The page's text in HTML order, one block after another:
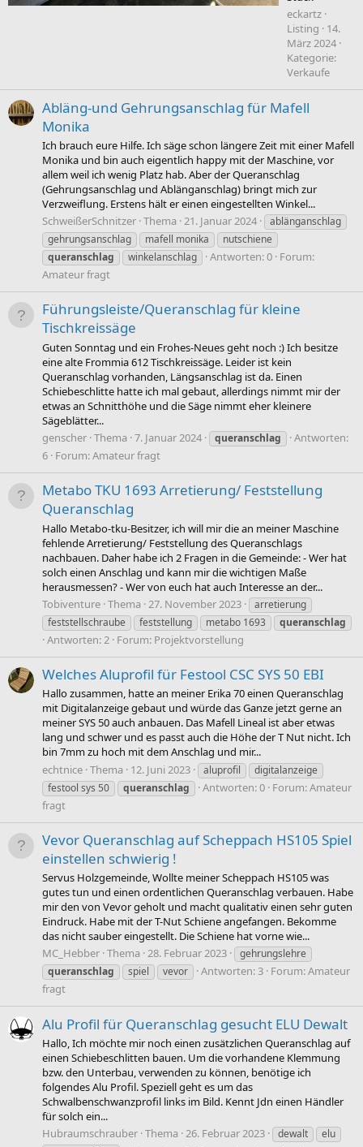
eckartz
Listing
14.
März 2024
Kategorie:
Verkaufe
Abläng-und Gehrungsanschlag für Mafell
Monika
Ich brauch eure Hilfe. Ich säge schon längere Zeit mit einer Mafell
Monika und bin auch eigentlich happy mit der Maschine, vor
allem weil ich wenig Platz hab. Aber der Queranschlag
(Gehrungsanschlag und Ablänganschlag) bringt mich zur
Verzweiflung. Erstens hält er einen eingestellten Winkel...
SchweißerSchnitzer Thema 21. Januar 2024
ablänganschlag
gehrungsanschlag
mafell monika
nutschiene
queranschlag
winkelanschlag Antworten: 0 Forum:
Amateur fragt
Führungsleiste/Queranschlag für kleine
Tischkreissäge
Guten Sonntag und ein Frohes-Neues geht noch :) Ich besitze
eine alte Frommia 612 Tischkreissäge. Leider ist kein
Queranschlag vorhanden, Längsanschlag ist da. Einen
Schiebeschlitte hatte ich mal gebaut, allerdings nimmt mir der
etwas an Schnitthöhe und die Säge nimmt eher kleinere
Sägeblätter...
genscher Thema 7. Januar 2024 queranschlag
Antworten:
6 Forum:Amateur fragt
Metabo TKU 1693 Arretierung/ Feststellung
Queranschlag
Hallo Metabo-tku-Besitzer, ich will mir die an meiner Maschine
fehlende Arretierung/ Feststellung des Queranschlags
nachbauen. Daher habe ich 2 Fragen in die Gemeinde: - Wer hat
solch einen Anschlag und kann mir die wichtigen Maße
herausmessen? - Wer von euch hat auch Interesse an der...
Tobiventure Thema 27. November 2023
arretierung
feststellschraube
feststellung metabo 1693 queranschlag
Antworten: 2 Forum: Projektvorstellung
Welches Aluprofil für Festool CSC SYS 50 EBI
Hallo zusammen, hatte an meiner Erika 70 einen Queranschlag
mit Digitalanzeige gebaut und würde das Ganze jetzt gerne an
meiner SYS 50 auch anbauen. Das Mafell Lineal ist aber etwas
lang und schwer und es passt auch die Höhe der T Nut nicht. Ich
bin 7mm zu hoch mit dem Anschlag und mir...
echtnice Thema 12. Juni 2023 aluprofil
digitalanzeige
festool sys 50
queranschlag Antworten: 0 Forum:Amateur
fragt
Vevor Queranschlag auf Scheppach HS105 Spiel
einstellen schwierig !
Servus Holzgemeinde, Wollte meiner Scheppach HS105 was
gutes tun und einen ordentlichen Queranschlag verbauen. Habe
mir den von Vevor geholt und macht qualitativ einen sehr guten
Eindruck. Habe mit der T-Nut Schiene angefangen. Bekomme
das nicht sauber eingestellt. Die Schiene hat vorne wie...
MC_Hebber Thema 28. Februar 2023
gehrungslehre
queranschlag
spiel vevor Antworten: 3 Forum:Amateur
fragt
Alu Profil für Queranschlag gesucht ELU Dewalt
Hallo, Ich möchte mir noch einen zusätzlichen Queranschlag auf
einen Schiebeschlitten bauen. Um die vorhandene Klemmung
bzw. den Unterbau, verwenden zu können, benötige ich
folgendes Alu Profil. Speziell geht es um das
Schwalbenschwanzprofil links im Bild. Kennt Jdn einen Händler
für solch ein...
Hubraumschrauber Thema 26. Februar 2023 dewalt
elu